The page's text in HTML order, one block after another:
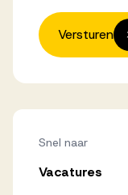
Versturen
Snel naar
Vacatures